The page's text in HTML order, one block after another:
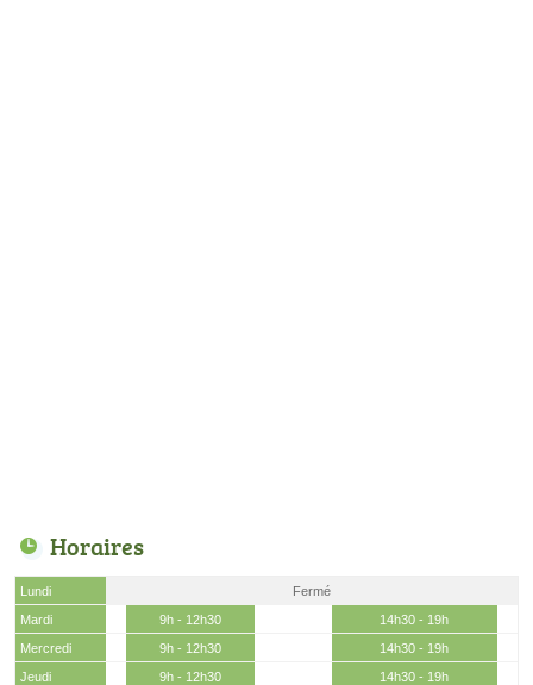
Horaires
Lundi
Fermé
Mardi
9h - 12h30
14h30 - 19h
Mercredi
9h - 12h30
14h30 - 19h
Jeudi
9h - 12h30
14h30 - 19h